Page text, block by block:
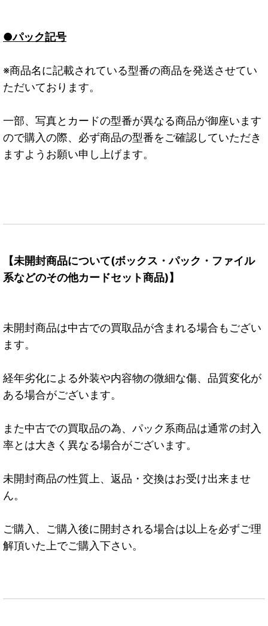
●パック記号
※商品名に記載されている型番の商品を発送させてい
ただいております。
一部、写真とカードの型番が異なる商品が御座います
ので購入の際、必ず商品の型番をご確認していただき
ますようお願い申し上げます。
【未開封商品について(ボックス・パック・ファイル
系などのその他カードセット商品)】
未開封商品は中古での買取品が含まれる場合もござい
ます。
経年劣化による外装や内容物の微細な傷、品質変化が
ある場合がございます。
また中古での買取品の為、パック系商品は通常の封入
率とは大きく異なる場合がございます。
未開封商品の性質上、返品・交換はお受け出来ませ
ん。
ご購入、ご購入後に開封される場合は以上を必ずご理
解頂いた上でご購入下さい。